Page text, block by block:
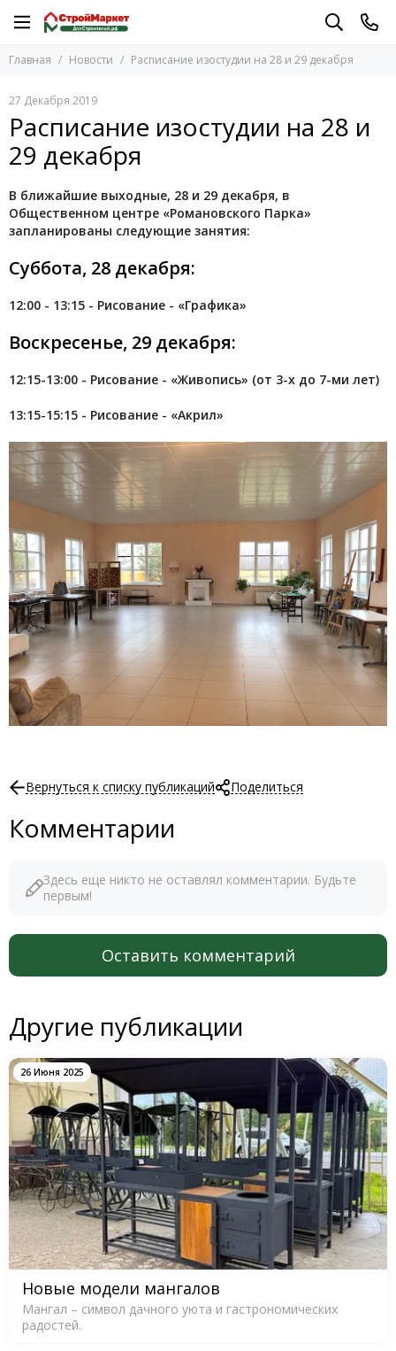
Главная Новости Расписание изостудии на 28 и 29 декабря
27 Декабря 2019
Расписание изостудии на 28 и
29 декабря
В ближайшие выходные, 28 и 29 декабря, в
Общественном центре «Романовского Парка»
запланированы следующие занятия:
Суббота, 28 декабря:
12:00 - 13:15 - Рисование - «Графика»
Воскресенье, 29 декабря:
12:15-13:00 - Рисование - «Живопись» (от 3-х до 7-ми лет)
13:15-15:15 - Рисование - «Акрил»
Вернуться к списку публикаций Поделиться
Комментарии
Здесь еще никто не оставлял комментарии. Будьте
первым!
Оставить комментарий
Другие публикации
26 Июня 2025
Новые модели мангалов
Мангал – символ дачного уюта и гастрономических
радостей.